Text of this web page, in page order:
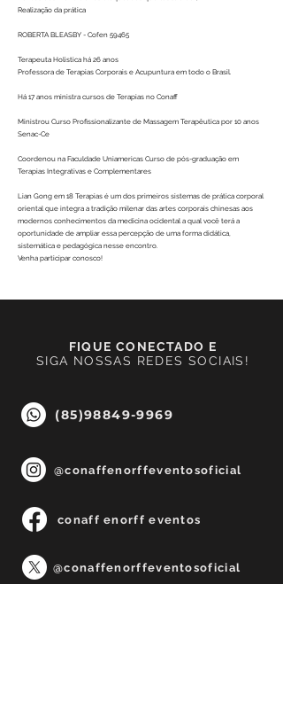
Realização da prática
ROBERTA BLEASBY - Cofen 59465
Terapeuta Holistica há 26 anos
Professora de Terapias Corporais e Acupuntura em todo o Brasil.
Há 17 anos ministra cursos de Terapias no Conaff
Ministrou Curso Profissionalizante de Massagem Terapêutica por 10 anos
Senac-Ce
Coordenou na Faculdade Uniamericas Curso de pós-graduação em
Terapias Integrativas e Complementares
Lian Gong em 18 Terapias é um dos primeiros sistemas de prática corporal
oriental que integra a tradição milenar das artes corporais chinesas aos
modernos conhecimentos da medicina ocidental a qual você terá a
oportunidade de ampliar essa percepção de uma forma didática,
sistemática e pedagógica nesse encontro.
Venha participar conosco!
FIQUE CONECTADO E
SIGA NOSSAS REDES SOCIAIS!
(85)98849-9969
@conaffenorffeventosoficial
conaff enorff eventos
@conaffenorffeventosoficial